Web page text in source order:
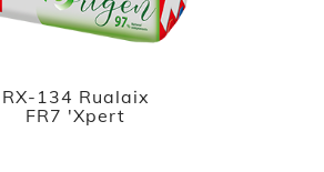
RX-134 Rualaix
FR7 'Xpert